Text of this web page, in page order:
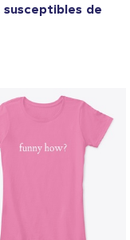
susceptibles de